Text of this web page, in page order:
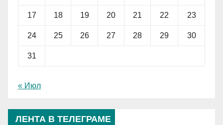
17 18 19 20 21 22 23
24 25 26 27 28 29 30
31
« Июл
ЛЕНТА В ТЕЛЕГРАМЕ